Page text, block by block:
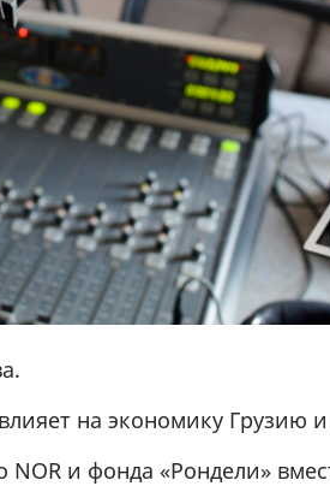
на экономику Грузию
NOR и фонда «Рондели»